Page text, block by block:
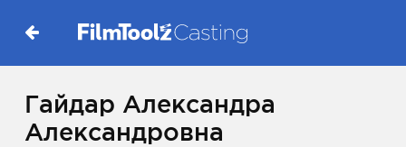
Гайдар Александра
Александровна